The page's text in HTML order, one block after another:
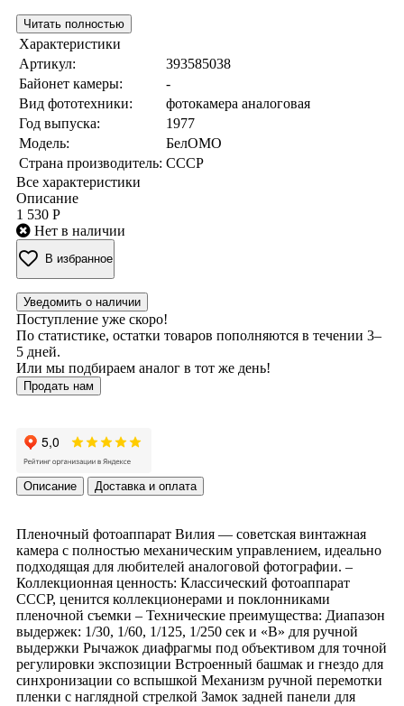
Читать полностью
Характеристики
Артикул:
393585038
Байонет камеры:
-
Вид фототехники:
фотокамера аналоговая
Год выпуска:
1977
Модель:
БелОМО
Страна производитель: СССР
Все характеристики
Описание
1 530 Р
Нет в наличии
В избранное
Уведомить о наличии
Поступление уже скоро!
По статистике, остатки товаров пополняются в течении 3–
5 дней.
Или мы подбираем аналог в тот же день!
Продать нам
Описание Доставка и оплата
Пленочный фотоаппарат Вилия — советская винтажная
камера с полностью механическим управлением, идеально
подходящая для любителей аналоговой фотографии. –
Коллекционная ценность: Классический фотоаппарат
СССР, ценится коллекционерами и поклонниками
пленочной съемки – Технические преимущества: Диапазон
выдержек: 1/30, 1/60, 1/125, 1/250 сек и «В» для ручной
выдержки Рычажок диафрагмы под объективом для точной
регулировки экспозиции Встроенный башмак и гнездо для
синхронизации со вспышкой Механизм ручной перемотки
пленки с наглядной стрелкой Замок задней панели для